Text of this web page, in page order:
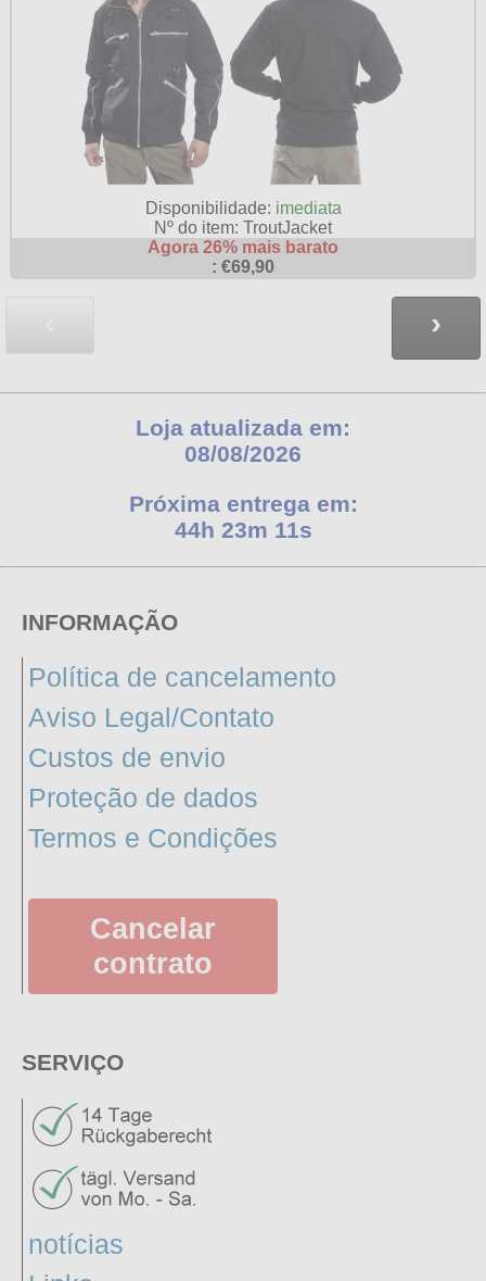
Disponibilidade: imediata
Nº do item: TroutJacket
Agora 26% mais barato
: €69,90
›
Loja atualizada em:
08/08/2026
Nächste Auslieferung in:
44h 23m 10s
INFORMAÇÃO
Política de cancelamento
Aviso Legal/Contato
Custos de envio
Proteção de dados
Termos e Condições
Cancelar
contrato
SERVIÇO
notícias